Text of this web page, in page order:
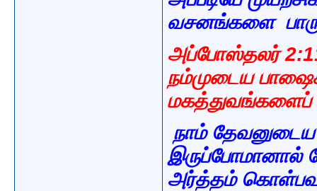
வசனங்களை
அப்போஸ்தலர் 2:11
நம்முடைய
மகத்துவங்களைப்
நாம்
இருப்போமானால்
அர்த்தம்